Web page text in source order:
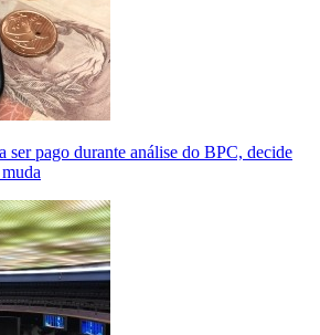
ser pago durante análise do BPC, decide